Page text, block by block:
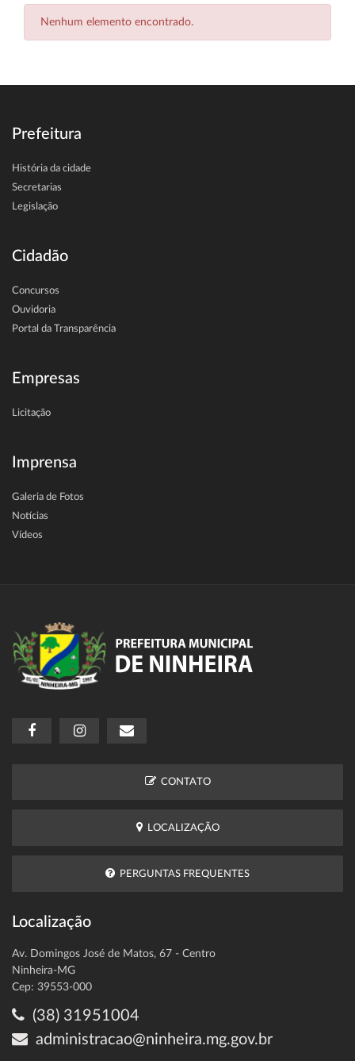
Nenhum elemento encontrado.
Prefeitura
História da cidade
Secretarias
Legislação
Cidadão
Concursos
Ouvidoria
Portal da Transparência
Empresas
Licitação
Imprensa
Galeria de Fotos
Notícias
Vídeos
CONTATO
LOCALIZAÇÃO
PERGUNTAS FREQUENTES
Localização
Av. Domingos José de Matos, 67 - Centro
Ninheira-MG
Cep: 39553-000
(38) 31951004
administracao@ninheira.mg.gov.br